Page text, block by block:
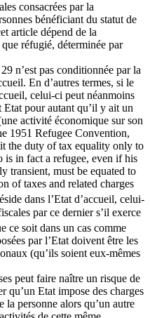
consacrées par la
bénéficiant du statut de
article dépend de la
réfugié, déterminée par
n’est pas conditionnée par la
En d’autres termes, si le
celui-ci peut néanmoins
Etat pour autant qu’il y ait un
activité économique sur son
1951 Refugee Convention,
the duty of tax equality only to
is in fact a refugee, even if his
transient, must be equated to
of taxes and related charges
dans l’Etat d’accueil, celui-
par ce dernier s’il exerce
ce soit dans un cas comme
par l’Etat doivent être les
(qu’ils soient eux-mêmes
peut faire naître un risque de
qu’un Etat impose des charges
la personne alors qu’un autre